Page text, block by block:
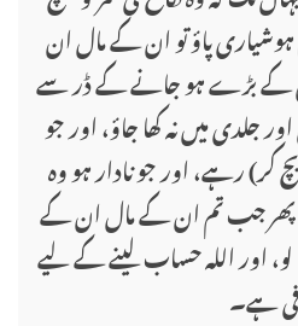
ہوشیاری پاؤ تو ان کے مال ان
کے بڑے ہو جانے کے ڈر سے
میں نہ کھا جاؤ، اور جو
رہے، اور جو نادار ہو وہ
پھر جب تم ان کے مال ان کے
لو، اور اللہ حساب لینے کے لیے
ہے۔